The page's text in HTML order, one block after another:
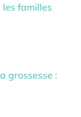
familles
grossesse :